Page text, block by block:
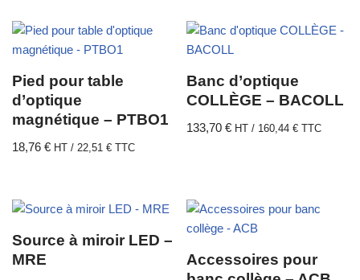
Pied pour table
d’optique
magnétique – PTBO1
18,76 € HT / 22,51 € TTC
Banc d’optique
COLLÈGE – BACOLL
133,70€ HT / 160,44€ TTC
Source à miroir LED –
MRE
Accessoires pour